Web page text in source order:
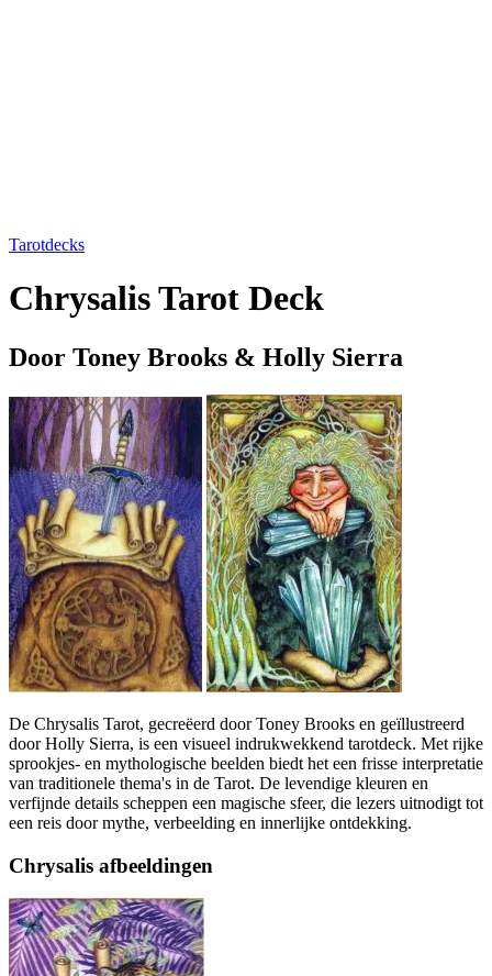
Tarotdecks
Chrysalis Tarot Deck
Door Toney Brooks & Holly Sierra
De Chrysalis Tarot, gecreëerd door Toney Brooks en geïllustreerd
door Holly Sierra, is een visueel indrukwekkend tarotdeck. Met rijke
sprookjes- en mythologische beelden biedt het een frisse interpretatie
van traditionele thema's in de Tarot. De levendige kleuren en
verfijnde details scheppen een magische sfeer, die lezers uitnodigt tot
een reis door mythe, verbeelding en innerlijke ontdekking.
Chrysalis afbeeldingen